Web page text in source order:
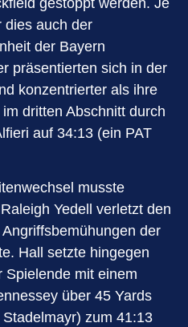
dies auch der
der Bayern
präsentierten sich in der
konzentrierter als ihre
dritten Abschnitt durch
auf 34:13 (ein PAT
musste
Yedell verletzt den
der
Hall setzte hingegen
Spielende mit einem
über 45 Yards
zum 41:13